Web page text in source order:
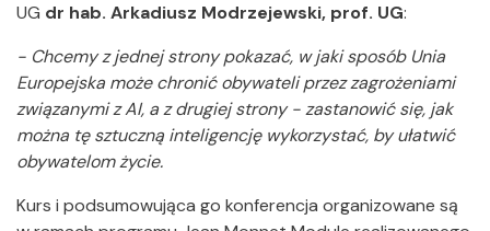
UG dr hab. Arkadiusz Modrzejewski, prof. UG:
- Chcemy z jednej strony pokazać, w jaki sposób Unia
Europejska może chronić obywateli przez zagrożeniami
związanymi z AI, a z drugiej strony - zastanowić się, jak
można tę sztuczną inteligencję wykorzystać, by ułatwić
obywatelom życie.
Kurs i podsumowująca go konferencja organizowane są